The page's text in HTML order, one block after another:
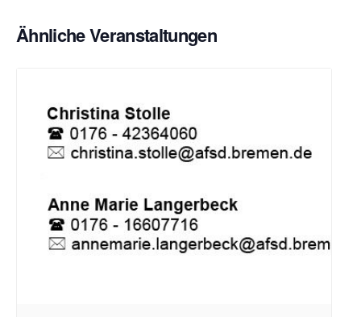
Ähnliche Veranstaltungen